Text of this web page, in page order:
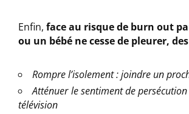
Enfin, face au risque de burn out
ou un bébé ne cesse de pleurer,
Rompre l’isolement : joindre un
Atténuer le sentiment de
télévision